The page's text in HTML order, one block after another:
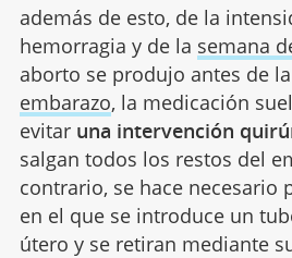
además de esto, de la
hemorragia y de la semana
aborto se produjo antes de la
embarazo, la medicación
evitar una intervención
salgan todos los restos del
contrario, se hace necesario
en el que se introduce un
útero y se retiran mediante